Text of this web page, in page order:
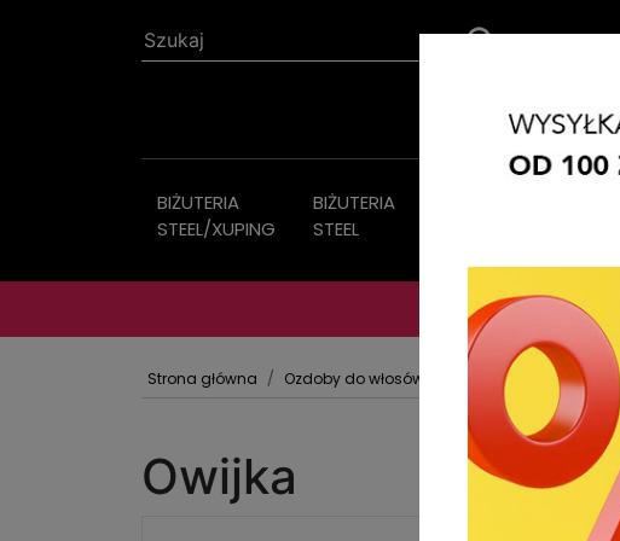
BIŻUTERIA
STEEL/XUPING
BIŻUTERIA
STEEL
Strona główna Ozdoby do włosów Gumki OWIJKI
Owijka